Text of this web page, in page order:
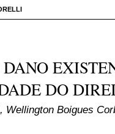
DO
Wellington Boigues